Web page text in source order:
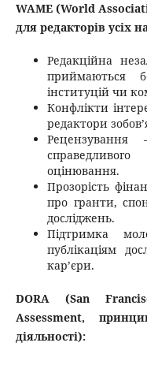
WAME (World
для редакторів усіх
Редакційна
приймаються
інституцій чи
Конфлікти
редактори
Рецензування
оцінювання.
Прозорість
про гранти,
досліджень.
Підтримка
публікаціям
кар’єри.
DORA (San
Assessment,
діяльності):